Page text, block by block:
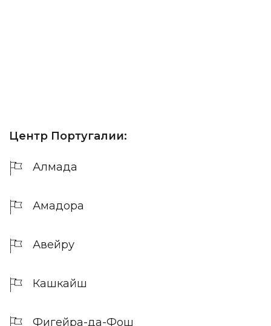
Центр Португалии:
Алмада
Амадора
Авейру
Кашкайш
Фигейра-да-Фош